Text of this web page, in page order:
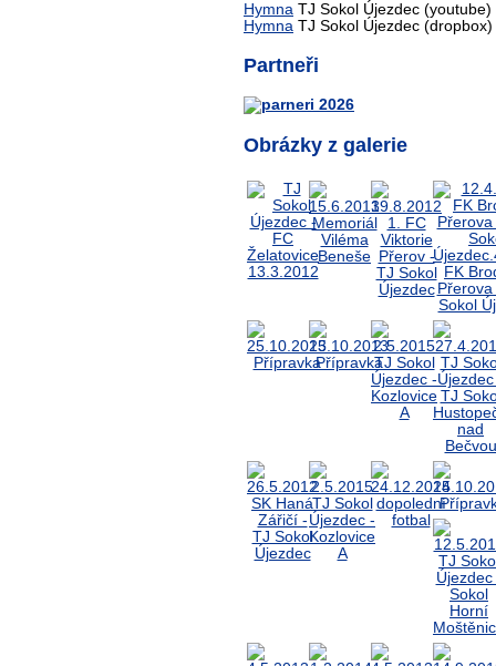
Hymna TJ Sokol Újezdec (youtube)
Hymna TJ Sokol Újezdec (dropbox)
Partneři
Obrázky z galerie